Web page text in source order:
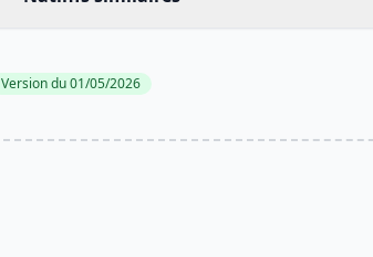
Version du 01/05/2026